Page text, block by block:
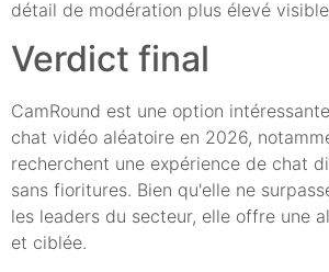
détail de modération plus élevé
Verdict final
CamRound est une option
chat vidéo aléatoire en 2026,
recherchent une expérience de chat
sans fioritures. Bien qu'elle ne
les leaders du secteur, elle offre une
et ciblée.